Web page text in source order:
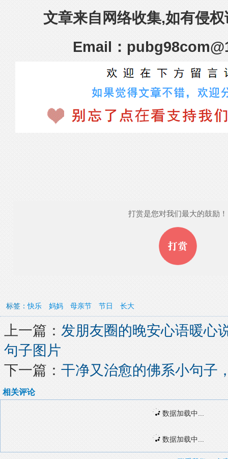
文章来自网络收集,如有侵
Email：
打赏是您对我们最大的鼓励！
标签：快乐 妈妈 母亲节 节日 长大
上一篇： 发朋友圈的晚安心语暖心
句子图片
下一篇： 干净又治愈的佛系小句子
相关评论
数据加载中...
数据加载中...